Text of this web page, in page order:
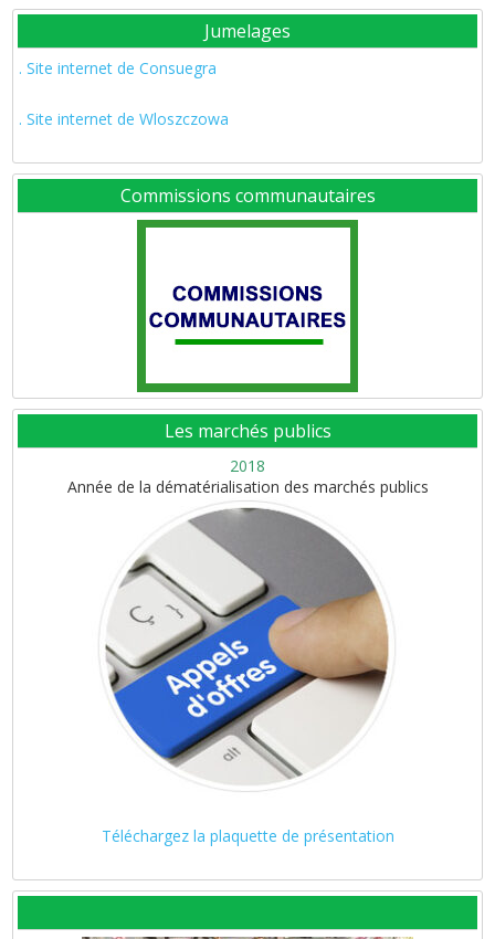
Jumelages
. Site internet de Consuegra
. Site internet de Wloszczowa
Commissions communautaires
Les marchés publics
2018
Année de la dématérialisation des marchés publics
Téléchargez la plaquette de présentation